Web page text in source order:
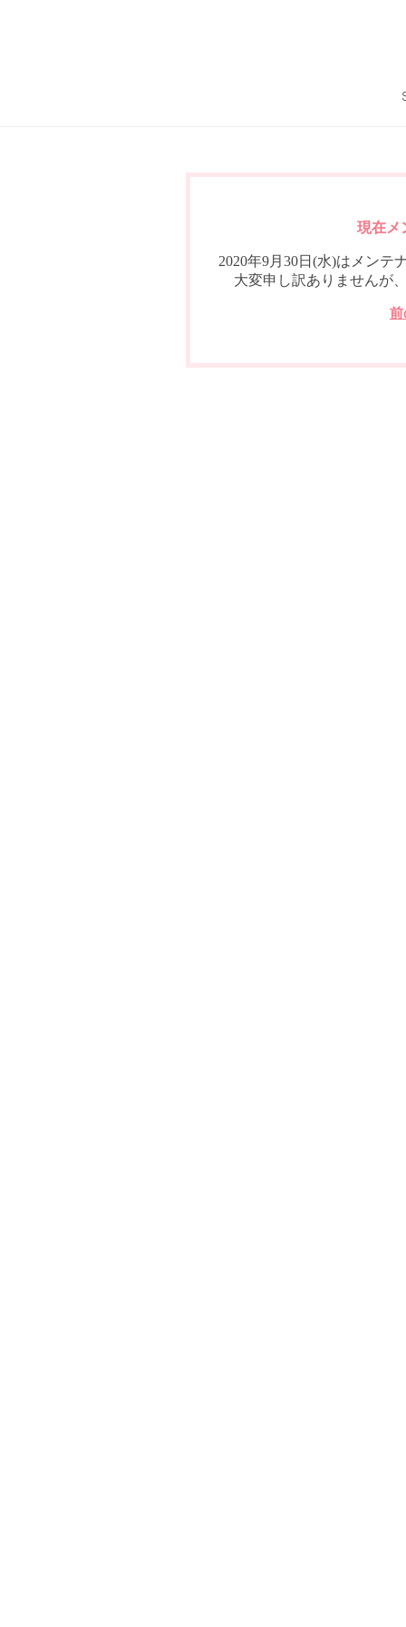
現在メ
2020年9月30日(水)はメンテ
大変申し訳ありませんが
前